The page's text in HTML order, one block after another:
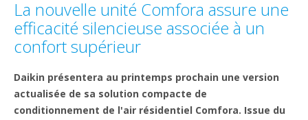
La nouvelle unité Comfora assure une
efficacité silencieuse associée à un
confort supérieur
Daikin présentera au printemps prochain une version
actualisée de sa solution compacte de
conditionnement de l'air résidentiel Comfora. Issue du